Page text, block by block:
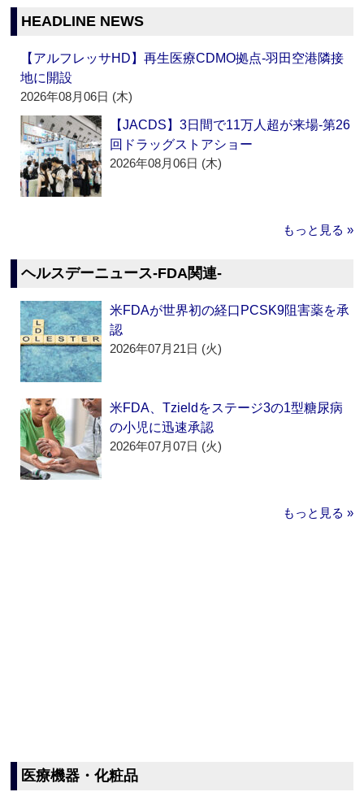
HEADLINE NEWS
【アルフレッサHD】再生医療CDMO拠点‐羽田空港隣接
地に開設
2026年08月06日 (木)
【JACDS】3日間で11万人超が来場‐第26
回ドラッグストアショー
2026年08月06日 (木)
もっと見る »
ヘルスデーニュース‐FDA関連‐
米FDAが世界初の経口PCSK9阻害薬を承
認
2026年07月21日 (火)
米FDA、Tzieldをステージ3の1型糖尿病
の小児に迅速承認
2026年07月07日 (火)
もっと見る »
医療機器・化粧品